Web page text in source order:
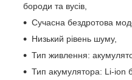
бороди та вусів,
Сучасна бездротова
Низький рівень шуму,
Тип живлення:
Тип акумулятора: Li-ion